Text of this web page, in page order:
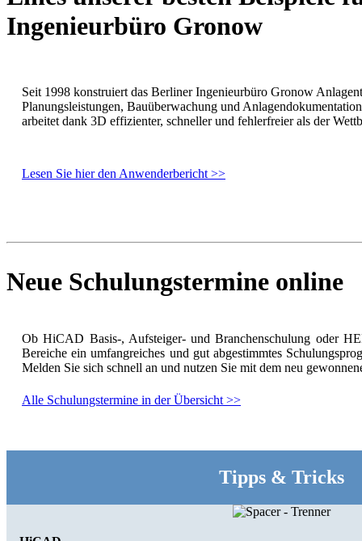
Ingenieurbüro Gronow
Seit 1998 konstruiert das Berliner Ingenieurbüro Gronow
Planungsleistungen, Bauüberwachung und
arbeitet dank 3D effizienter, schneller und fehlerfreier als der
Lesen Sie hier den Anwenderbericht >>
Neue Schulungstermine online
Ob HiCAD Basis-, Aufsteiger- und Branchenschulung oder
Bereiche ein umfangreiches und gut abgestimmtes
Melden Sie sich schnell an und nutzen Sie mit dem neu
Alle Schulungstermine in der Übersicht >>
Tipps & Tricks